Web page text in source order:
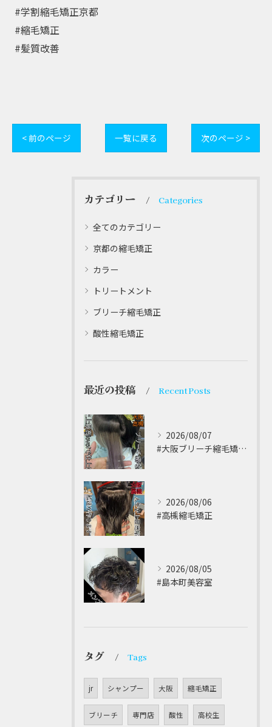
⁡ #学割縮毛矯正京都⁡
⁡ #縮毛矯正⁡
⁡ #髪質改善
< 前のページ 一覧に戻る 次のページ >
カテゴリー Categories
全てのカテゴリー
京都の縮毛矯正
カラー
トリートメント
ブリーチ縮毛矯正
酸性縮毛矯正
最近の投稿 Recent Posts
2026/08/07
#大阪ブリーチ縮毛矯正 ⁡
2026/08/06
#高槻縮毛矯正 ⁡
2026/08/05
#島本町美容室 ⁡
タグ Tags
jr シャンプー 大阪 縮毛矯正
ブリーチ 専門店 酸性 高校生